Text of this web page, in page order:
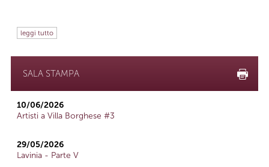
leggi tutto
SALA STAMPA
10/06/2026
Artisti a Villa Borghese #3
29/05/2026
Lavinia - Parte V